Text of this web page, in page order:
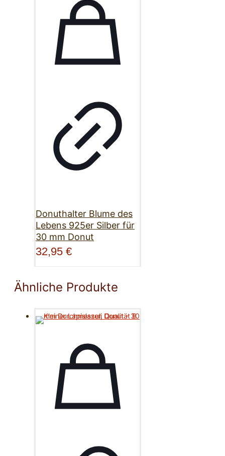
Donuthalter Blume des
Lebens 925er Silber für
30 mm Donut
32,95 €
Ähnliche Produkte